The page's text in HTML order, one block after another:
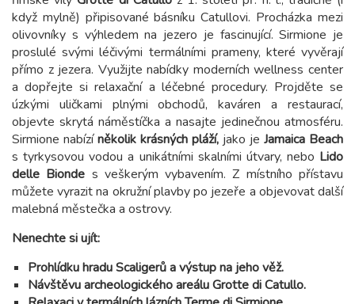
když mylně) připisované básníku Catullovi. Procházka mezi
olivovníky s výhledem na jezero je fascinující. Sirmione je
proslulé svými léčivými termálními prameny, které vyvěrají
přímo z jezera. Využijte nabídky moderních wellness center
a dopřejte si relaxační a léčebné procedury. Projděte se
úzkými uličkami plnými obchodů, kaváren a restaurací,
objevte skrytá náměstíčka a nasajte jedinečnou atmosféru.
Sirmione nabízíněkolik krásných pláží, jako je Jamaica Beach
s tyrkysovou vodou a unikátními skalními útvary, nebo Lido
delle Bionde s veškerým vybavením. Z místního přístavu
můžete vyrazit na okružní plavby po jezeře a objevovat další
malebná městečka a ostrovy.
Nenechte si ujít:
Prohlídku hradu Scaligerů a výstup na jeho věž.
Návštěvu archeologického areálu Grotte di Catullo.